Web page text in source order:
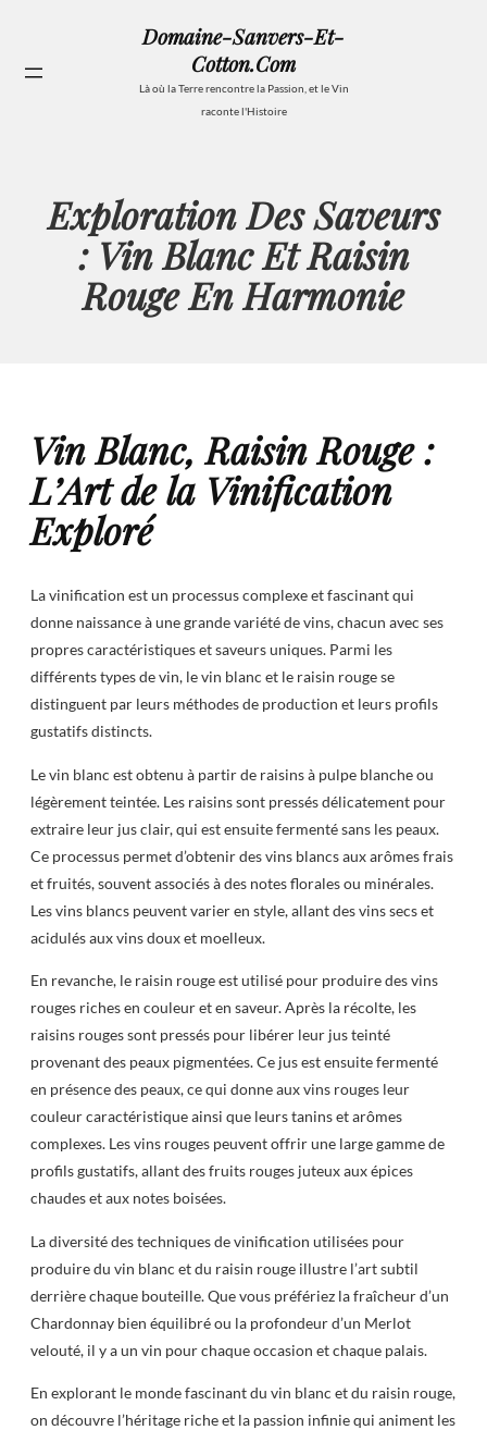
contenu
Domaine-Sanvers-Et-
Cotton.com
Là où la Terre rencontre la Passion, et le Vin
raconte l'Histoire
Exploration Des Saveurs
: Vin Blanc Et Raisin
Rouge En Harmonie
Vin Blanc, Raisin Rouge :
L’Art de la Vinification
Exploré
La vinification est un processus complexe et fascinant qui
donne naissance à une grande variété de vins, chacun avec ses
propres caractéristiques et saveurs uniques. Parmi les
différents types de vin, le vin blanc et le raisin rouge se
distinguent par leurs méthodes de production et leurs profils
gustatifs distincts.
Le vin blanc est obtenu à partir de raisins à pulpe blanche ou
légèrement teintée. Les raisins sont pressés délicatement pour
extraire leur jus clair, qui est ensuite fermenté sans les peaux.
Ce processus permet d’obtenir des vins blancs aux arômes frais
et fruités, souvent associés à des notes florales ou minérales.
Les vins blancs peuvent varier en style, allant des vins secs et
acidulés aux vins doux et moelleux.
En revanche, le raisin rouge est utilisé pour produire des vins
rouges riches en couleur et en saveur. Après la récolte, les
raisins rouges sont pressés pour libérer leur jus teinté
provenant des peaux pigmentées. Ce jus est ensuite fermenté
en présence des peaux, ce qui donne aux vins rouges leur
couleur caractéristique ainsi que leurs tanins et arômes
complexes. Les vins rouges peuvent offrir une large gamme de
profils gustatifs, allant des fruits rouges juteux aux épices
chaudes et aux notes boisées.
La diversité des techniques de vinification utilisées pour
produire du vin blanc et du raisin rouge illustre l’art subtil
derrière chaque bouteille. Que vous préfériez la fraîcheur d’un
Chardonnay bien équilibré ou la profondeur d’un Merlot
velouté, il y a un vin pour chaque occasion et chaque palais.
En explorant le monde fascinant du vin blanc et du raisin rouge,
on découvre l’héritage riche et la passion infinie qui animent les